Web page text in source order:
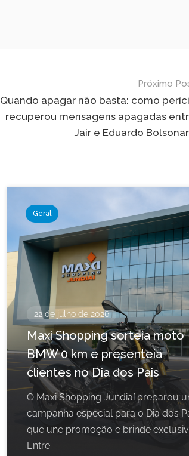
Próximo
Quando apagar não basta: como
recuperou mensagens apagadas
Jair e Eduardo
Geral
22 de julho de 2026
Maxi Shopping sorteia moto
BMW 0 km e presenteia
clientes no Dia dos Pais
O Maxi Shopping Jundiaí preparou
campanha especial para o Dia dos
que une promoção e brinde
Entre